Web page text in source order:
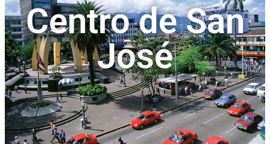
Centro de San
José